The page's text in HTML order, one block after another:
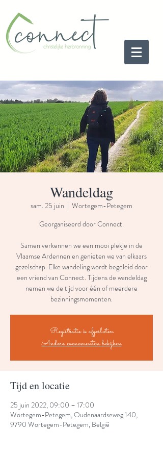
Wandeldag
sam. 25 juin
  |
Wortegem-Petegem
Georganiseerd door Connect.
Samen verkennen we een mooi plekje in de
Vlaamse Ardennen en genieten we van elkaars
gezelschap. Elke wandeling wordt begeleid door
een vriend van Connect. Tijdens de wandeldag
nemen we de tijd voor één of meerdere
bezinningsmomenten.
Registratie is afgesloten
Andere evenementen bekijken
Tijd en locatie
25 juin 2022, 09:00 – 17:00
Wortegem-Petegem, Oudenaardseweg 140,
9790 Wortegem-Petegem, België